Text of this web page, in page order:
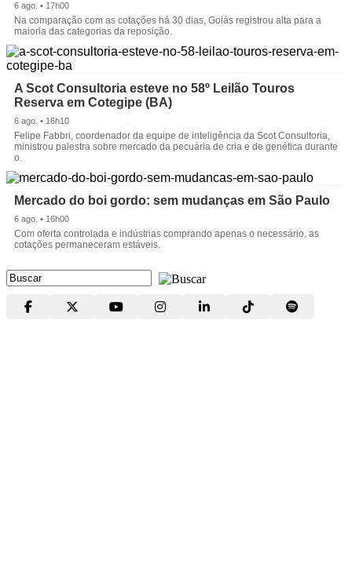
6 ago. • 17h00
Na comparação com as cotações há 30 dias, Goiás registrou alta para a
maioria das categorias da reposição.
A Scot Consultoria esteve no 58º Leilão Touros
Reserva em Cotegipe (BA)
6 ago. • 16h10
Felipe Fabbri, coordenador da equipe de inteligência da Scot Consultoria,
ministrou palestra sobre mercado da pecuária de cria e de genética durante
o.
Mercado do boi gordo: sem mudanças em São Paulo
6 ago. • 16h00
Com oferta controlada e indústrias comprando apenas o necessário, as
cotações permaneceram estáveis.